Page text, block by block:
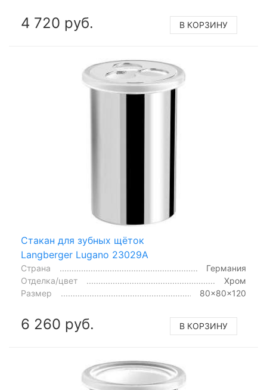
4 720 руб. В КОРЗИНУ
Стакан для зубных щёток
Langberger Lugano 23029A
Страна
Германия
Отделка/цвет
Хром
Размер
80x80x120
6 260 руб. В КОРЗИНУ